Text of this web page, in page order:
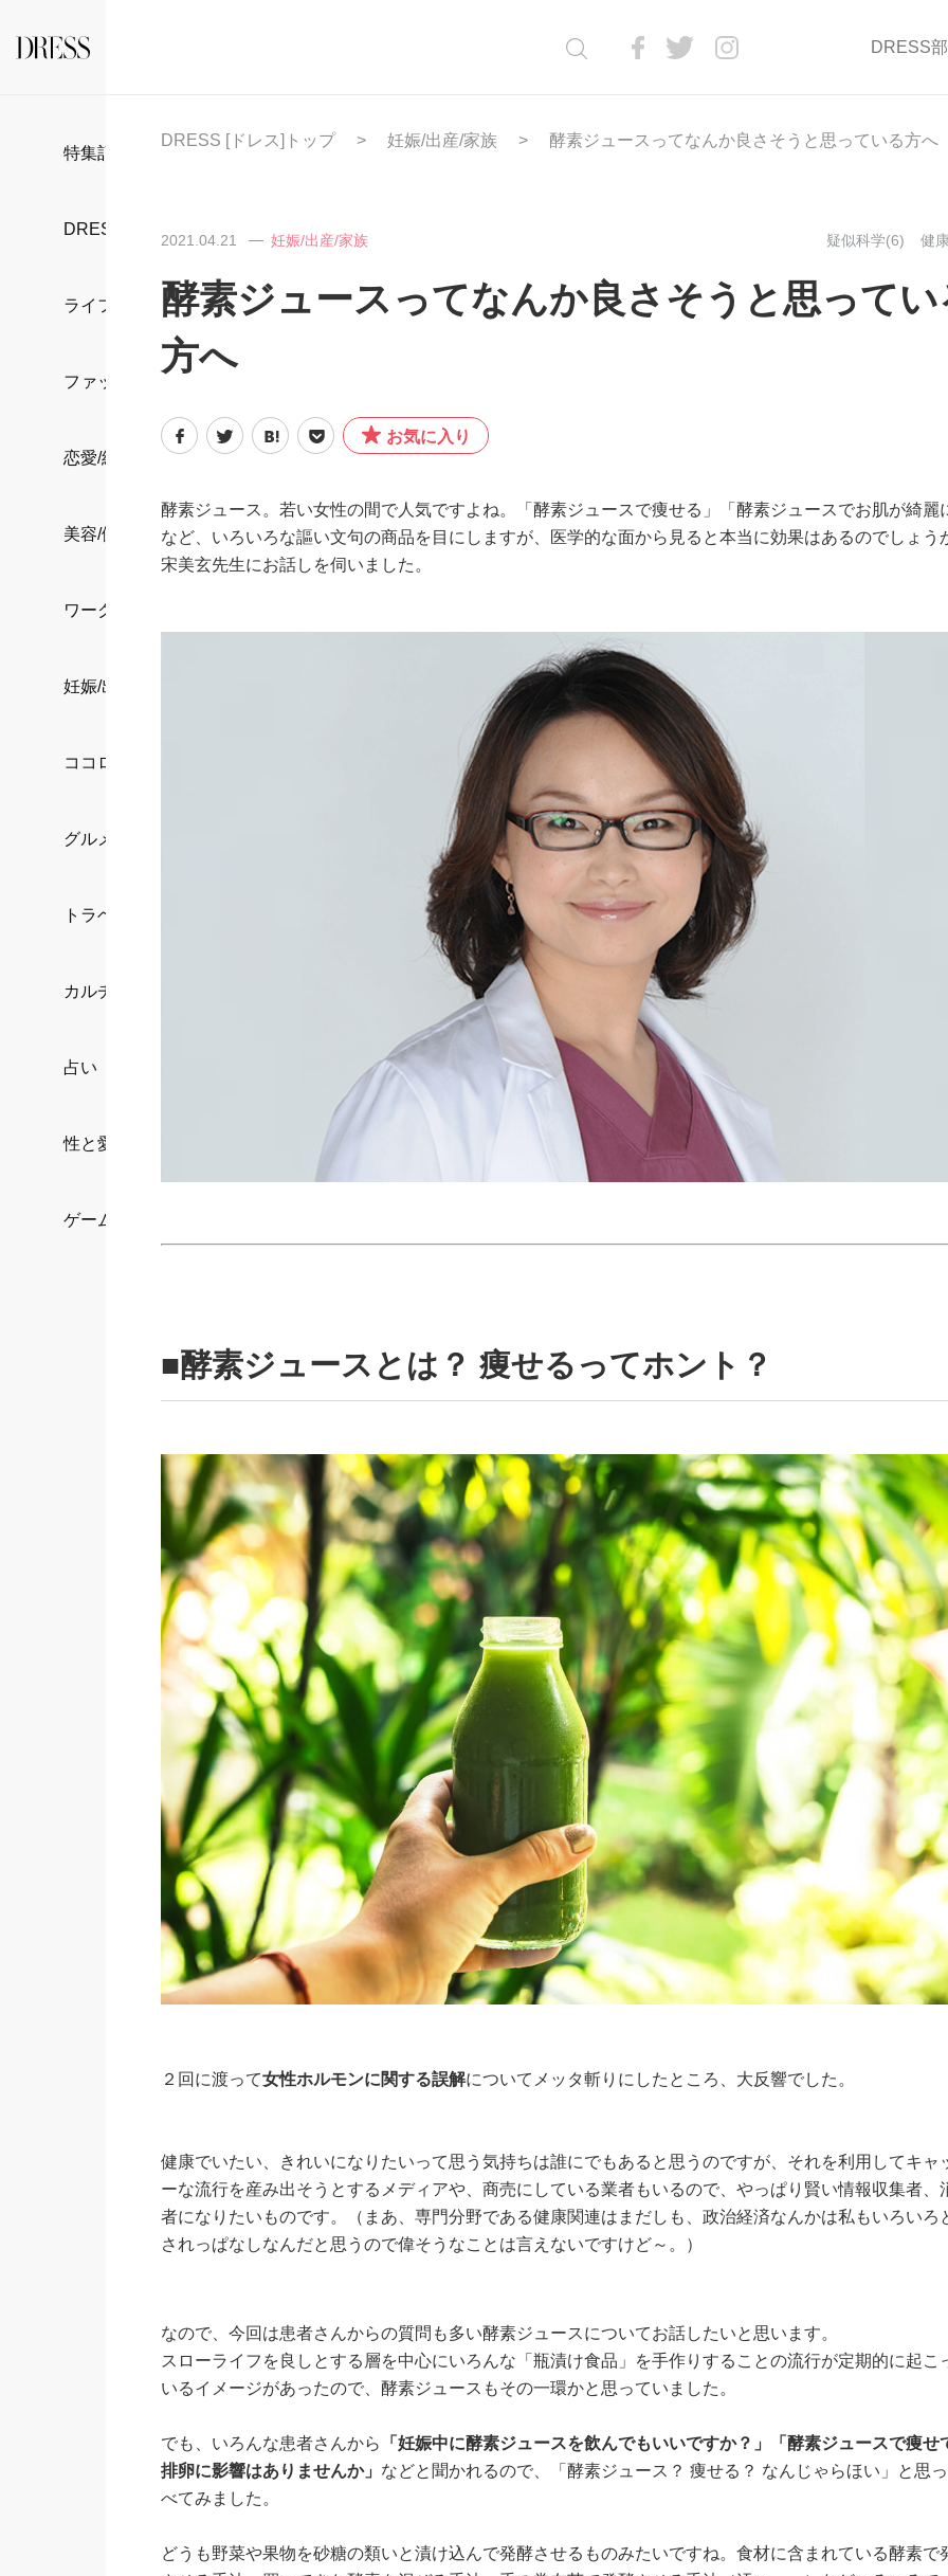
DRESS
特集記事
DRESS部活
ライフスタイル
ファッション
恋愛/結婚/離婚
美容/健康
ワークスタイル
妊娠/出産/家族
ココロ/カラダ
グルメ
トラベル
カルチャー/エンタメ
占い
性と愛
ゲーム
DRESS [ドレス]トップ 妊娠/出産/家族 酵素ジュースってなんか良さそうと思っている方へ
2021.04.21 妊娠/出産/家族 疑似科学(6) 健
酵素ジュースってなんか良さそうと思ってい
方へ
お気に入り
酵素ジュース。若い女性の間で人気ですよね。「酵素ジュースで痩せる」「酵素ジュースでお肌が綺麗
など、いろいろな謳い文句の商品を目にしますが、医学的な面から見ると本当に効果はあるのでしょう
宋美玄先生にお話しを伺いました。
■酵素ジュースとは？ 痩せるってホント？
２回に渡って女性ホルモンに関する誤解についてメッタ斬りにしたところ、大反響でした。
健康でいたい、きれいになりたいって思う気持ちは誰にでもあると思うのですが、それを利用してキャ
ーな流行を産み出そうとするメディアや、商売にしている業者もいるので、やっぱり賢い情報収集者、
者になりたいものです。（まあ、専門分野である健康関連はまだしも、政治経済なんかは私もいろいろ
されっぱなしなんだと思うので偉そうなことは言えないですけど～。）
なので、今回は患者さんからの質問も多い酵素ジュースについてお話したいと思います。
スローライフを良しとする層を中心にいろんな「瓶漬け食品」を手作りすることの流行が定期的に起こ
いるイメージがあったので、酵素ジュースもその一環かと思っていました。
でも、いろんな患者さんから
「妊娠中に酵素ジュースを飲んでもいいですか？」「酵素ジュースで痩せ
排卵に影響はありませんか」 などと聞かれるので、「酵素ジュース？ 痩せる？ なんじゃらほい」と思
べてみました。
どうも野菜や果物を砂糖の類いと漬け込んで発酵させるものみたいですね。食材に含まれている酵素で